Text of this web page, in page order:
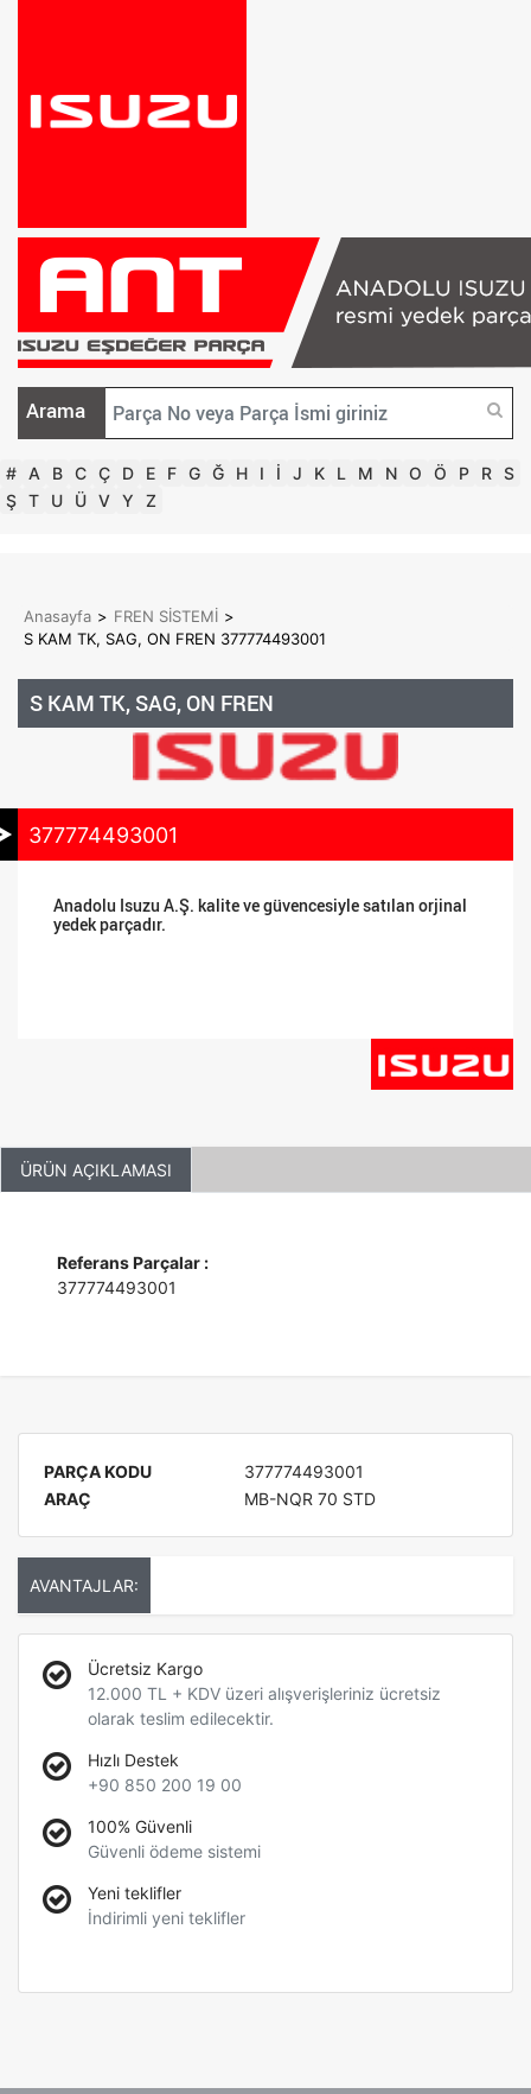
Arama
# A B C Ç D E F G Ğ H I İ J K L M N O Ö P R S
Ş T U Ü V Y Z
Anasayfa > FREN SİSTEMİ >
S KAM TK, SAG, ON FREN 377774493001
S KAM TK, SAG, ON FREN
377774493001
Anadolu Isuzu A.Ş. kalite ve güvencesiyle satılan orjinal
yedek parçadır.
ÜRÜN AÇIKLAMASI
Referans Parçalar :
377774493001
PARÇA KODU
377774493001
ARAÇ
MB-NQR 70 STD
AVANTAJLAR:
Ücretsiz Kargo
12.000 TL + KDV üzeri alışverişleriniz ücretsiz
olarak teslim edilecektir.
Hızlı Destek
+90 850 200 19 00
100% Güvenli
Güvenli ödeme sistemi
Yeni teklifler
İndirimli yeni teklifler